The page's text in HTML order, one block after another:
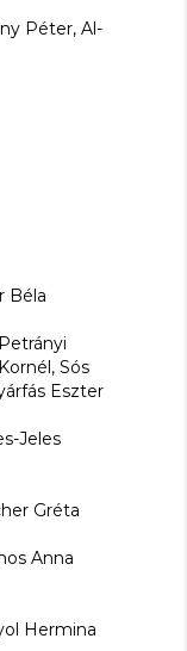
Péter, Al-
Béla
Sós
Eszter
Jeles
Gréta
Anna
Hermina